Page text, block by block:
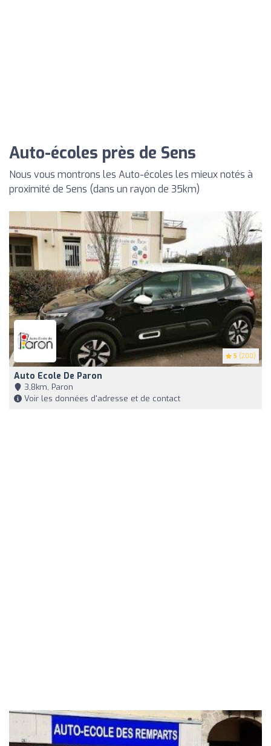
Auto-écoles près de Sens
Nous vous montrons les Auto-écoles les mieux notés à
proximité de Sens (dans un rayon de 35km)
5 (200)
Auto Ecole De Paron
3,8km, Paron
Voir les données d'adresse et de contact